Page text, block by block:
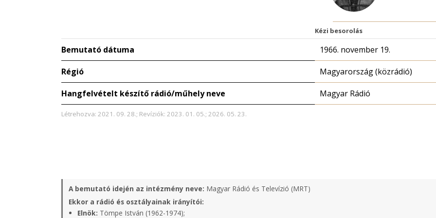
Kézi besorolás
Bemutató dátuma 1966. november 19.
Régió Magyarország (közrádió)
Hangfelvételt készítő rádió/műhely neve Magyar Rádió
Létrehozva: 2021. 09. 28.; Revíziók: 2023. 01. 05.; 2026. 05. 23.
A bemutató idején az intézmény neve: Magyar Rádió és Televízió (MRT)
Ekkor a rádió és osztályainak irányítói:
Elnök: Tömpe István (1962-1974);